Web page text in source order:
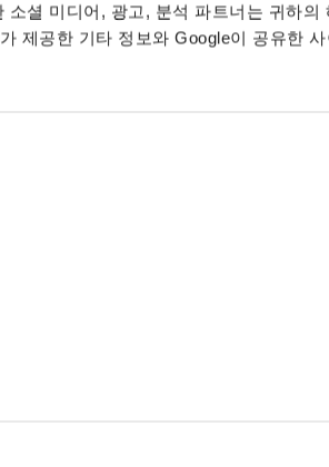
소셜 미디어, 광고, 분석 파트너는 귀하의
제공한 기타 정보와 Google이 공유한